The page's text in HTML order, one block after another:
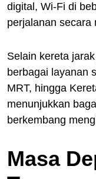
digital, Wi-Fi di
perjalanan secara
Selain kereta
berbagai layanan
MRT, hingga
menunjukkan
berkembang
Masa